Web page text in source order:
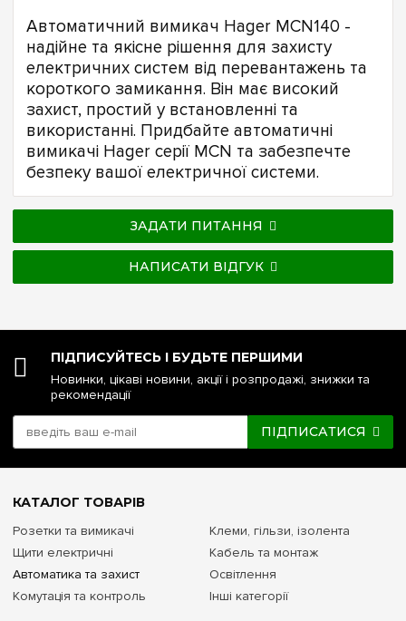
Автоматичний вимикач Hager MCN140 -
надійне та якісне рішення для захисту
електричних систем від перевантажень та
короткого замикання. Він має високий
захист, простий у встановленні та
використанні. Придбайте автоматичні
вимикачі Hager серії MCN та забезпечте
безпеку вашої електричної системи.
ЗАДАТИ ПИТАННЯ
НАПИСАТИ ВІДГУК
ПІДПИСУЙТЕСЬ І БУДЬТЕ ПЕРШИМИ
Новинки, цікаві новини, акції і розпродажі, знижки та
рекомендації
ПІДПИСАТИСЯ
КАТАЛОГ ТОВАРІВ
Розетки та вимикачі
Щити електричні
Автоматика та захист
Комутація та контроль
Клеми, гільзи, ізолента
Кабель та монтаж
Освітлення
Інші категорії